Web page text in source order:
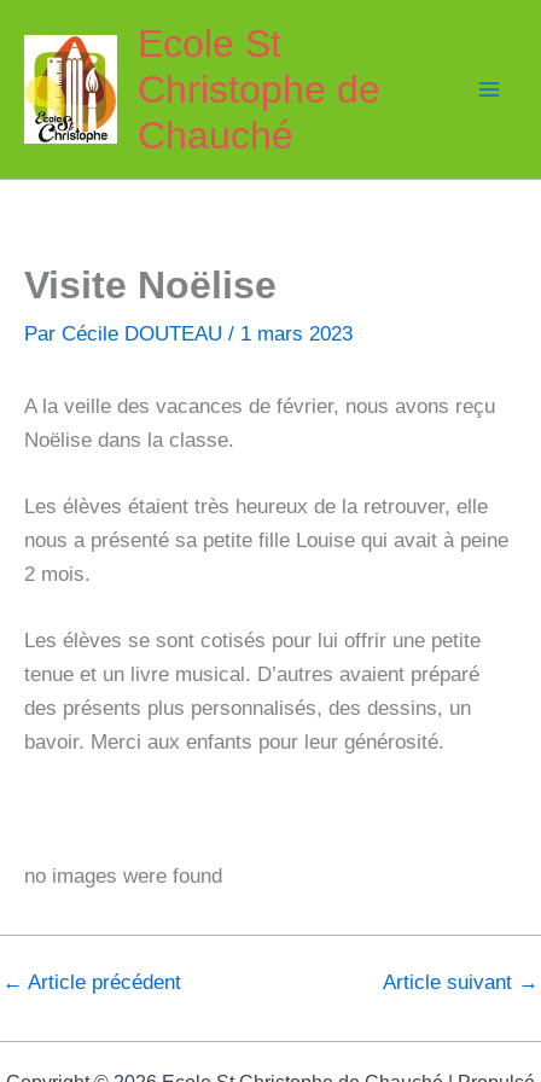
contenu
Ecole St
Christophe de
Chauché
Visite Noëlise
Par Cécile DOUTEAU / 1 mars 2023
A la veille des vacances de février, nous avons reçu
Noëlise dans la classe.
Les élèves étaient très heureux de la retrouver, elle
nous a présenté sa petite fille Louise qui avait à peine
2 mois.
Les élèves se sont cotisés pour lui offrir une petite
tenue et un livre musical. D’autres avaient préparé
des présents plus personnalisés, des dessins, un
bavoir. Merci aux enfants pour leur générosité.
no images were found
← Article précédent Article suivant →